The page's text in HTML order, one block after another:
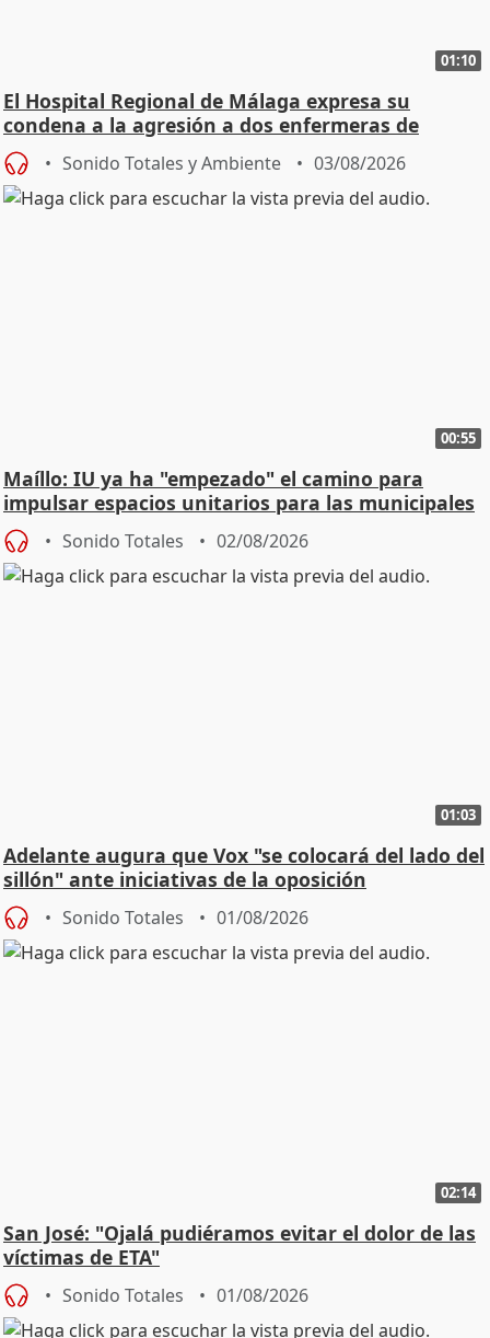
01:10
El Hospital Regional de Málaga expresa su
condena a la agresión a dos enfermeras de
Urgencias
Sonido Totales y Ambiente 03/08/2026
00:55
Maíllo: IU ya ha "empezado" el camino para
impulsar espacios unitarios para las municipales
Sonido Totales 02/08/2026
01:03
Adelante augura que Vox "se colocará del lado del
sillón" ante iniciativas de la oposición
Sonido Totales 01/08/2026
02:14
San José: "Ojalá pudiéramos evitar el dolor de las
víctimas de ETA"
Sonido Totales 01/08/2026